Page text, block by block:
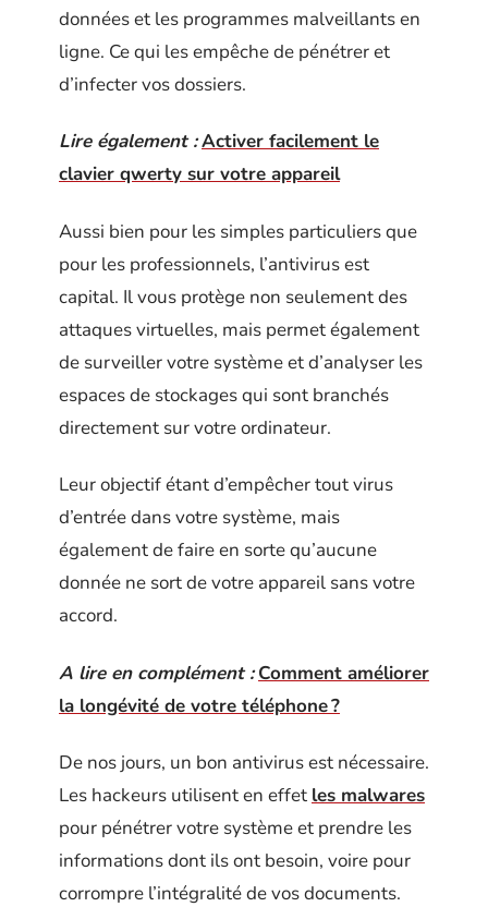
données et les programmes malveillants en
ligne. Ce qui les empêche de pénétrer et
d’infecter vos dossiers.
Lire également :Activer facilement le
clavier qwerty sur votre appareil
Aussi bien pour les simples particuliers que
pour les professionnels, l’antivirus est
capital. Il vous protège non seulement des
attaques virtuelles, mais permet également
de surveiller votre système et d’analyser les
espaces de stockages qui sont branchés
directement sur votre ordinateur.
Leur objectif étant d’empêcher tout virus
d’entrée dans votre système, mais
également de faire en sorte qu’aucune
donnée ne sort de votre appareil sans votre
accord.
A lire en complément : Comment améliorer
la longévité de votre téléphone ?
De nos jours, un bon antivirus est nécessaire.
Les hackeurs utilisent en effet les malwares
pour pénétrer votre système et prendre les
informations dont ils ont besoin, voire pour
corrompre l’intégralité de vos documents.